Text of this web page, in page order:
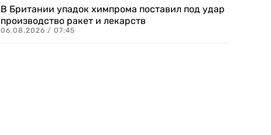
В Британии упадок химпрома поставил под удар
производство ракет и лекарств
06.08.2026 / 07:45